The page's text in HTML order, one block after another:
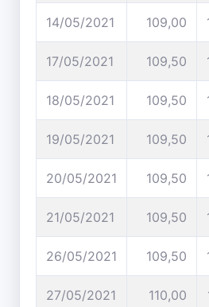
14/05/2021 109,00
17/05/2021 109,50
18/05/2021 109,50
19/05/2021 109,50
20/05/2021 109,50
21/05/2021 109,50
26/05/2021 109,50
27/05/2021 110,00